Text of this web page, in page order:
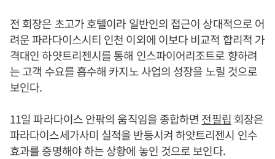
전 회장은 초고가 호텔이라 일반인의 접근이 상대적으로 어
려운 파라다이스시티 인천 이외에 이보다 비교적 합리적 가
격대인 하얏트리젠시를 통해 인스파이어리조트로 향하려
는 고객 수요를 흡수해 카지노 사업의 성장을 노릴 것으로
보인다.
11일 파라다이스 안팎의 움직임을 종합하면 전필립 회장은
파라다이스세가사미 실적을 반등시켜 하얏트리젠시 인수
효과를 증명해야 하는 상황에 놓인 것으로 보인다.